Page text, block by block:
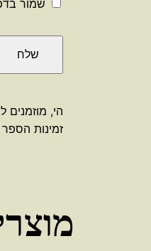
שמור
הי,
זמינות